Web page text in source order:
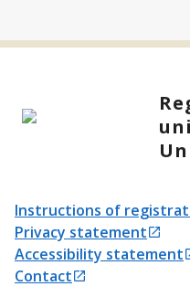
Instructions of
Opens in a new tab
Privacy statement
Opens in a new tab
Accessibility statement
Opens in a new tab
Contact
Opens in a new tab